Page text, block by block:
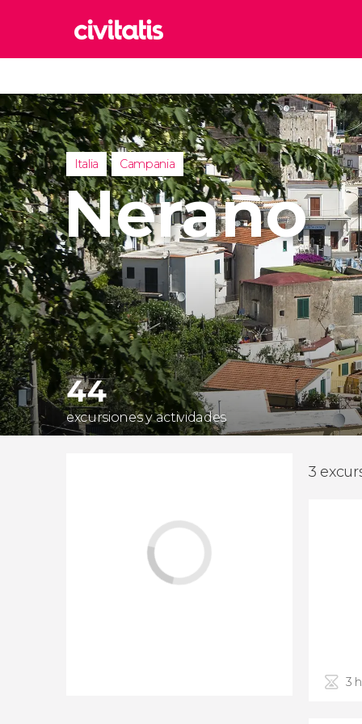
Italia
Reino
Reino
Turquía
Italia Campania
Nerano
44
excursiones y actividades
3
3